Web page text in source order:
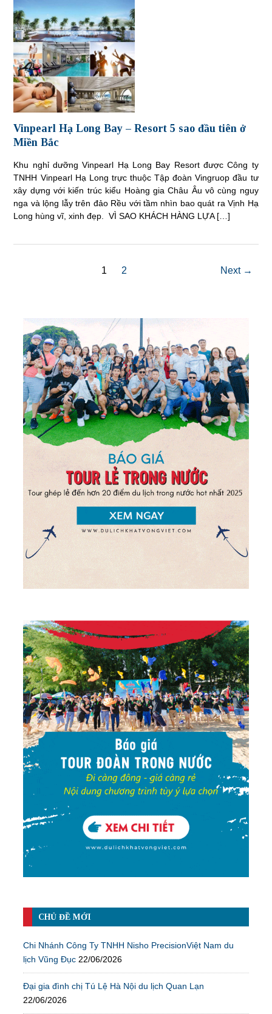
Vinpearl Hạ Long Bay – Resort 5 sao đầu tiên ở
Miền Bắc
Khu nghỉ dưỡng Vinpearl Hạ Long Bay Resort được Công ty
TNHH Vinpearl Hạ Long trực thuộc Tập đoàn Vingruop đầu tư
xây dựng với kiến trúc kiểu Hoàng gia Châu Âu vô cùng nguy
nga và lộng lẫy trên đảo Rều với tầm nhìn bao quát ra Vịnh Hạ
Long hùng vĩ, xinh đẹp. VÌ SAO KHÁCH HÀNG LỰA […]
1 2 Next →
CHỦ ĐỀ MỚI
Chi Nhánh Công Ty TNHH Nisho PrecisionViệt Nam du
lịch Vũng Đục 22/06/2026
Đại gia đình chị Tú Lệ Hà Nội du lịch Quan Lạn
22/06/2026